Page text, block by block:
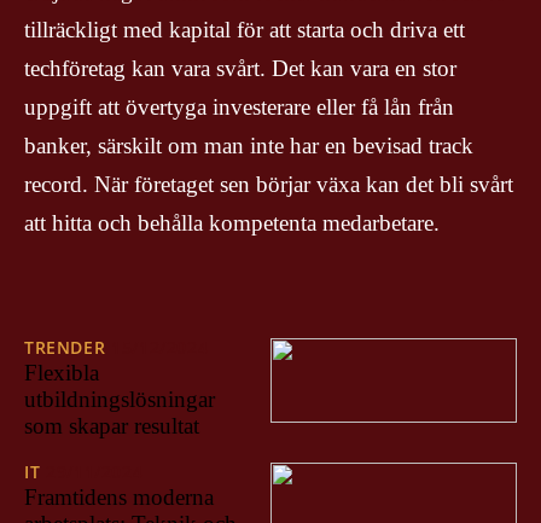
tillräckligt med kapital för att starta och driva ett
techföretag kan vara svårt. Det kan vara en stor
uppgift att övertyga investerare eller få lån från
banker, särskilt om man inte har en bevisad track
record. När företaget sen börjar växa kan det bli svårt
att hitta och behålla kompetenta medarbetare.
TRENDER
Flexibla
utbildningslösningar
som skapar resultat
IT
Framtidens moderna